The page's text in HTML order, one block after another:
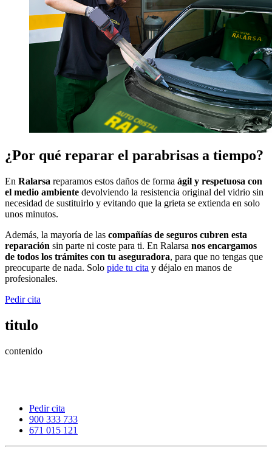
¿Por qué reparar el parabrisas a tiempo?
En Ralarsa reparamos estos daños de forma ágil y respetuosa con
el medio ambiente devolviendo la resistencia original del vidrio sin
necesidad de sustituirlo y evitando que la grieta se extienda en solo
unos minutos.
Además, la mayoría de las compañías de seguros cubren esta
reparación sin parte ni coste para ti. En Ralarsa nos encargamos
de todos los trámites con tu aseguradora, para que no tengas que
preocuparte de nada. Solo pide tu cita y déjalo en manos de
profesionales.
Pedir cita
titulo
contenido
Pedir cita
900 333 733
671 015 121